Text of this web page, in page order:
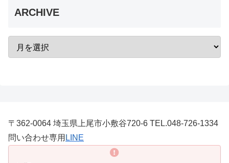
ARCHIVE
〒362-0064 埼玉県上尾市小敷谷720-6 TEL.048-726-1334
問い合わせ専用 LINE